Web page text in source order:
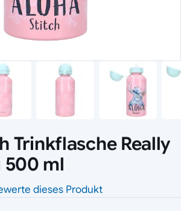
Trinkflasche Really
500 ml
dieses Produkt